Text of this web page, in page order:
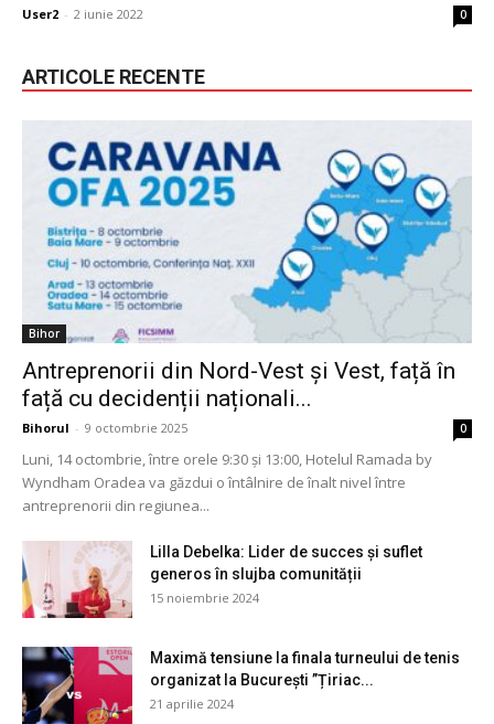
User2 - 2 iunie 2022 0
ARTICOLE RECENTE
Bihor
Antreprenorii din Nord-Vest și Vest, față în
față cu decidenții naționali...
Bihorul - 9 octombrie 2025 0
Luni, 14 octombrie, între orele 9:30 și 13:00, Hotelul Ramada by
Wyndham Oradea va găzdui o întâlnire de înalt nivel între
antreprenorii din regiunea...
Lilla Debelka: Lider de succes și suflet
generos în slujba comunității
15 noiembrie 2024
Maximă tensiune la finala turneului de tenis
organizat la București ”Țiriac...
21 aprilie 2024